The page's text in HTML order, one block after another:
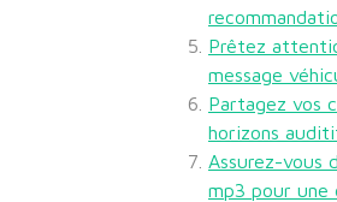
Prêtez
message
Partagez vos
horizons
Assurez-vous
mp3 pour une